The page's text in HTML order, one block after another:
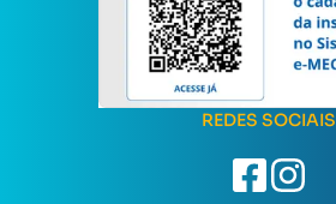
REDES SOCIAIS